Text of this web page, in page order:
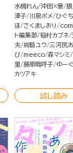
水槻れん 沖田×華 狼
津子 川泉ポメ ひぐ
ほ さくましおり
ト編集部 稲村カブネ
夫 尚騎ユウ 三河尻あ
び meeco 森マシミ
里 藤原嗚呼子 ゆー
カツアキ
試し読み